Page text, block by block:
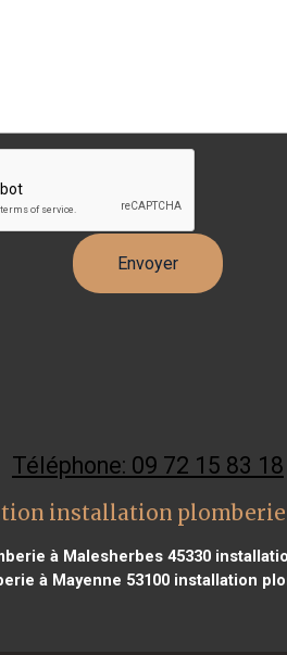
Téléphone: 09 72 15 83 18
installation plomberie
à Malesherbes 45330
à Mayenne 53100 installation